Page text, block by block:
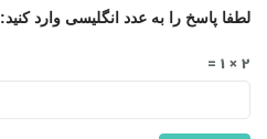
لطفا پاسخ را به عدد انگلیسی وارد کنید:
2 × 1 =